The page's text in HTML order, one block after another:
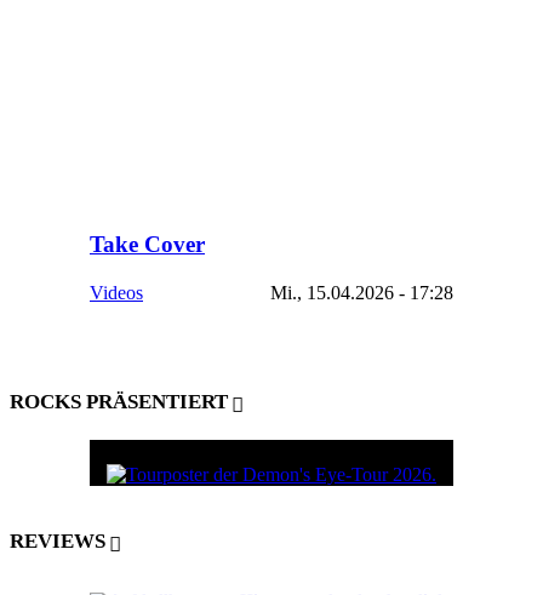
Take Cover
Videos Mi., 15.04.2026 - 17:28
ROCKS PRÄSENTIERT
REVIEWS